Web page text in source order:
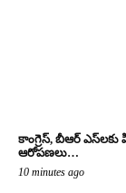
కాంగ్రెస్‌, బీఆర్
ఆరోప‌ణ‌లు…
10 minutes ago